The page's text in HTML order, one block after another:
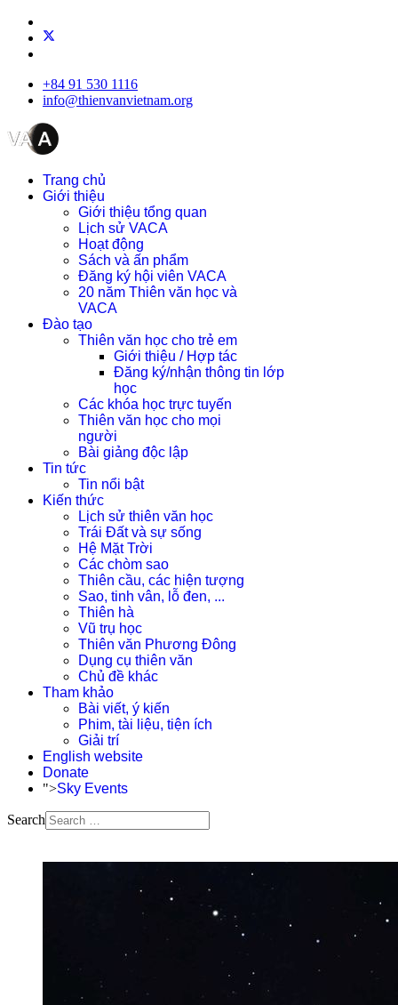
+84 91 530 1116
info@thienvanvietnam.org
Trang chủ
Giới thiệu
Giới thiệu tổng quan
Lịch sử VACA
Hoạt động
Sách và ấn phẩm
Đăng ký hội viên VACA
20 năm Thiên văn học và
VACA
Đào tạo
Thiên văn học cho trẻ em
Giới thiệu / Hợp tác
Đăng ký/nhận thông tin lớp
học
Các khóa học trực tuyến
Thiên văn học cho mọi
người
Bài giảng độc lập
Tin tức
Tin nổi bật
Kiến thức
Lịch sử thiên văn học
Trái Đất và sự sống
Hệ Mặt Trời
Các chòm sao
Thiên cầu, các hiện tượng
Sao, tinh vân, lỗ đen, ...
Thiên hà
Vũ trụ học
Thiên văn Phương Đông
Dụng cụ thiên văn
Chủ đề khác
Tham khảo
Bài viết, ý kiến
Phim, tài liệu, tiện ích
Giải trí
English website
Donate
">Sky Events
Search